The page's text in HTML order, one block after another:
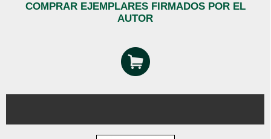
COMPRAR EJEMPLARES FIRMADOS POR EL
AUTOR